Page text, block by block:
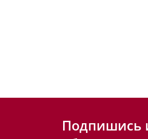
Подпишись